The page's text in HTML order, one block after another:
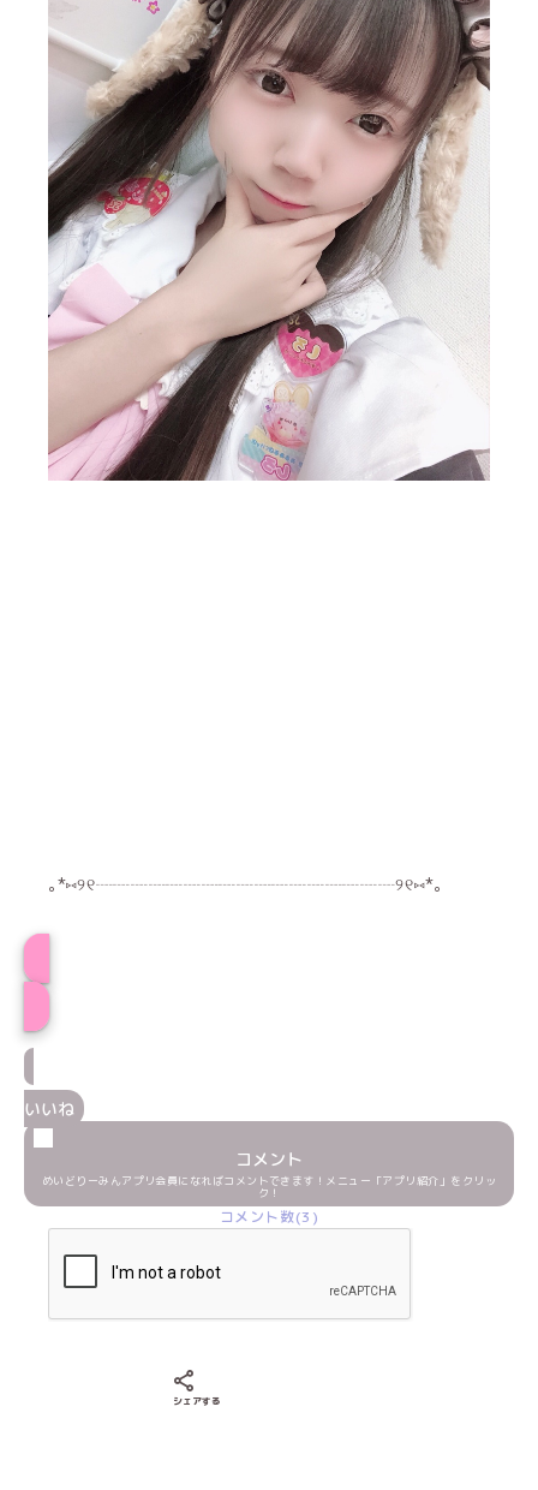
｡*⑅୨୧┈┈┈┈┈┈┈┈┈┈┈┈┈┈┈┈┈୨୧⑅*｡
いいね
コメント
めいどりーみんアプリ会員になればコメントできます！メニュー「アプリ紹介」をクリッ
ク！
コメント数(3)
シェアする